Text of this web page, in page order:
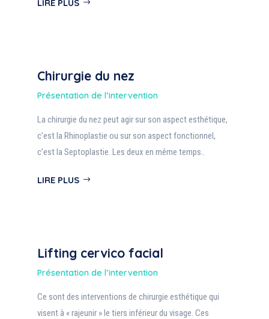
LIRE PLUS
Chirurgie du nez
Présentation de l’intervention
La chirurgie du nez peut agir sur son aspect esthétique,
c’est la Rhinoplastie ou sur son aspect fonctionnel,
c’est la Septoplastie. Les deux en même temps..
LIRE PLUS
Lifting cervico facial
Présentation de l’intervention
Ce sont des interventions de chirurgie esthétique qui
visent à « rajeunir » le tiers inférieur du visage. Ces